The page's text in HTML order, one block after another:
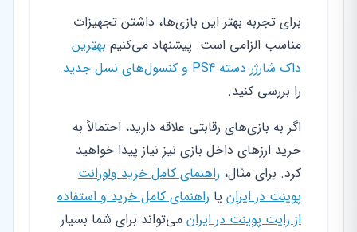
برای تجربه بهتر این بازی‌ها، داشتن تجهیزات
مناسب الزامی است. پیشنهاد می‌کنیم بهترین
داک شارژر دسته PS4 و کنسول‌های نسل جدید
را بررسی کنید.
اگر به بازی‌های رقابتی علاقه دارید، احتمالاً به
خرید ارزهای داخل بازی نیز نیاز پیدا خواهید
کرد. برای مثال، راهنمای کامل خرید ولورانت
پوینت در ایران یا راهنمای کامل خرید و استفاده
از رایت پوینت در ایران می‌تواند برای شما بسیار